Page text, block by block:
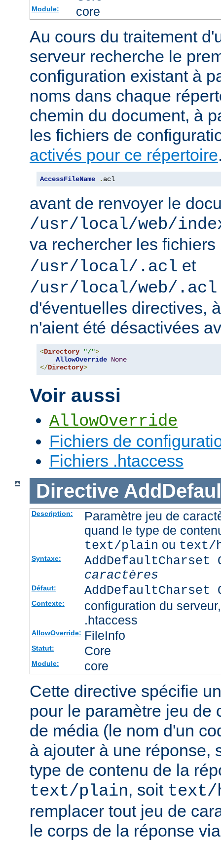
Module: core
Au cours du traitement
serveur recherche le
configuration existant à
noms dans chaque
chemin du document, à
les fichiers de
activés pour ce répertoire
AccessFileName . acl
avant de renvoyer le
/usr/local/web/
va rechercher les fichiers
/usr/local/.acl et
/usr/local/web/.acl
d'éventuelles directives,
n'aient été désactivées
<Directory "/">
AllowOverride None
</Directory>
Voir aussi
AllowOverride
Fichiers de
Fichiers .htaccess
Directive
Description:
Paramètre jeu de
quand le type de
text/plain ou text/
Syntaxe:
AddDefaultCharset
caractères
Défaut: AddDefaultCharset
Contexte:
configuration du
.htaccess
AllowOverride: FileInfo
Statut: Core
Module: core
Cette directive spécifie
pour le paramètre jeu de
de média (le nom d'un
à ajouter à une réponse,
type de contenu de la
text/plain, soit text/
remplacer tout jeu de
le corps de la réponse